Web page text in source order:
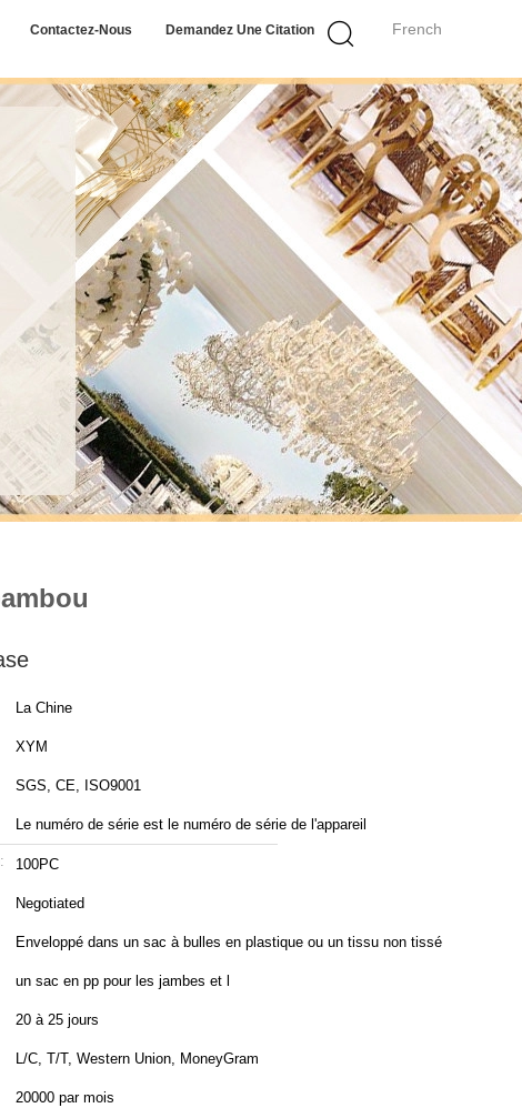
French
Contactez-Nous Demandez Une Citation
La Chine
XYM
SGS, CE, ISO9001
Le numéro de série est le numéro de série de l'appareil
100PC
Negotiated
Enveloppé dans un sac à bulles en plastique ou un tissu non tissé,
un sac en pp pour les jambes et l
20 à 25 jours
L/C, T/T, Western Union, MoneyGram
20000 par mois